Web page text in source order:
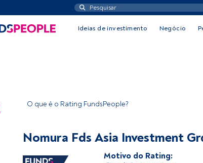
Ideias de investimento Negócio
O que é o Rating FundsPeople?
Nomura Fds Asia Investment
Motivo do Rating: